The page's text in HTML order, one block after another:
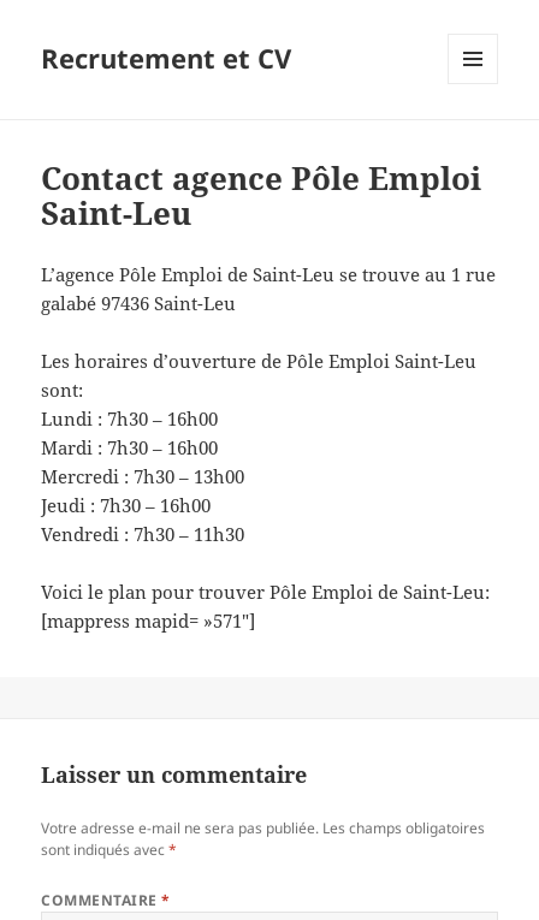
Recrutement et CV
Contact agence Pôle Emploi
Saint-Leu
L’agence Pôle Emploi de Saint-Leu se trouve au 1 rue
galabé 97436 Saint-Leu
Les horaires d’ouverture de Pôle Emploi Saint-Leu
sont:
Lundi : 7h30 – 16h00
Mardi : 7h30 – 16h00
Mercredi : 7h30 – 13h00
Jeudi : 7h30 – 16h00
Vendredi : 7h30 – 11h30
Voici le plan pour trouver Pôle Emploi de Saint-Leu:
[mappress mapid= »571″]
Laisser un commentaire
Votre adresse e-mail ne sera pas publiée. Les champs obligatoires
sont indiqués avec*
COMMENTAIRE*